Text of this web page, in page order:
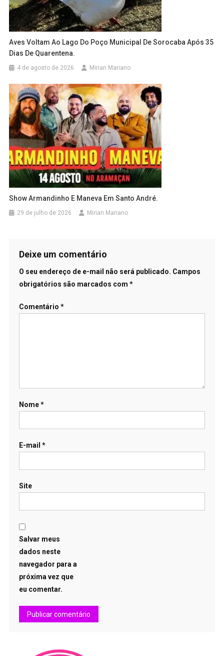
Aves Voltam Ao Lago Do Poço Municipal De Sorocaba Após 35
Dias De Quarentena.
4 de agosto de 2026 Mirian Mariano
Show Armandinho E Maneva Em Santo André.
29 de julho de 2026 Mirian Mariano
Deixe um comentário
O seu endereço de e-mail não será publicado. Campos
obrigatórios são marcados com *
Comentário *
Nome*
E-mail *
Site
Salvar meus
dados neste
navegador para a
próxima vez que
eu comentar.